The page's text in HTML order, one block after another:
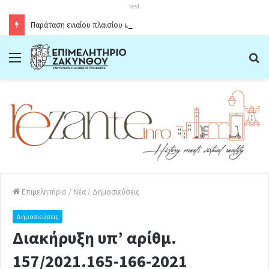
test
Menu
Επιμελητήριο / Νέα / Δημοσιεύσεις
Δημοσιεύσεις
Διακήρυξη υπ’ αρίθμ.
157/2021.165-166-2021